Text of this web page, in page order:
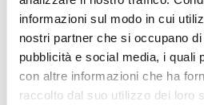
informazioni sul modo in cui
nostri partner che si occupano
pubblicità e social media, i quali
con altre informazioni che ha
raccolto dal suo utilizzo dei loro